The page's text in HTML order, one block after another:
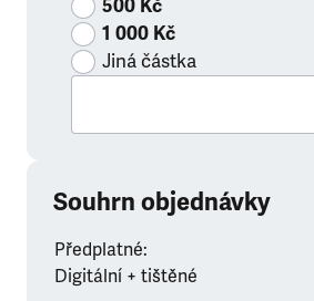
500 Kč
1 000 Kč
Jiná částka
Souhrn objednávky
Předplatné:
Digitální + tištěné